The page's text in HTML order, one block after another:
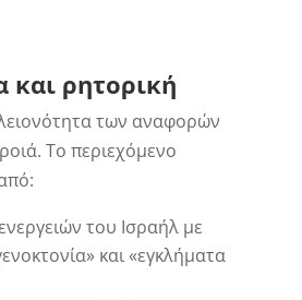
και ρητορική
των αναφορών
Το περιεχόμενο
του Ισραήλ με
και «εγκλήματα